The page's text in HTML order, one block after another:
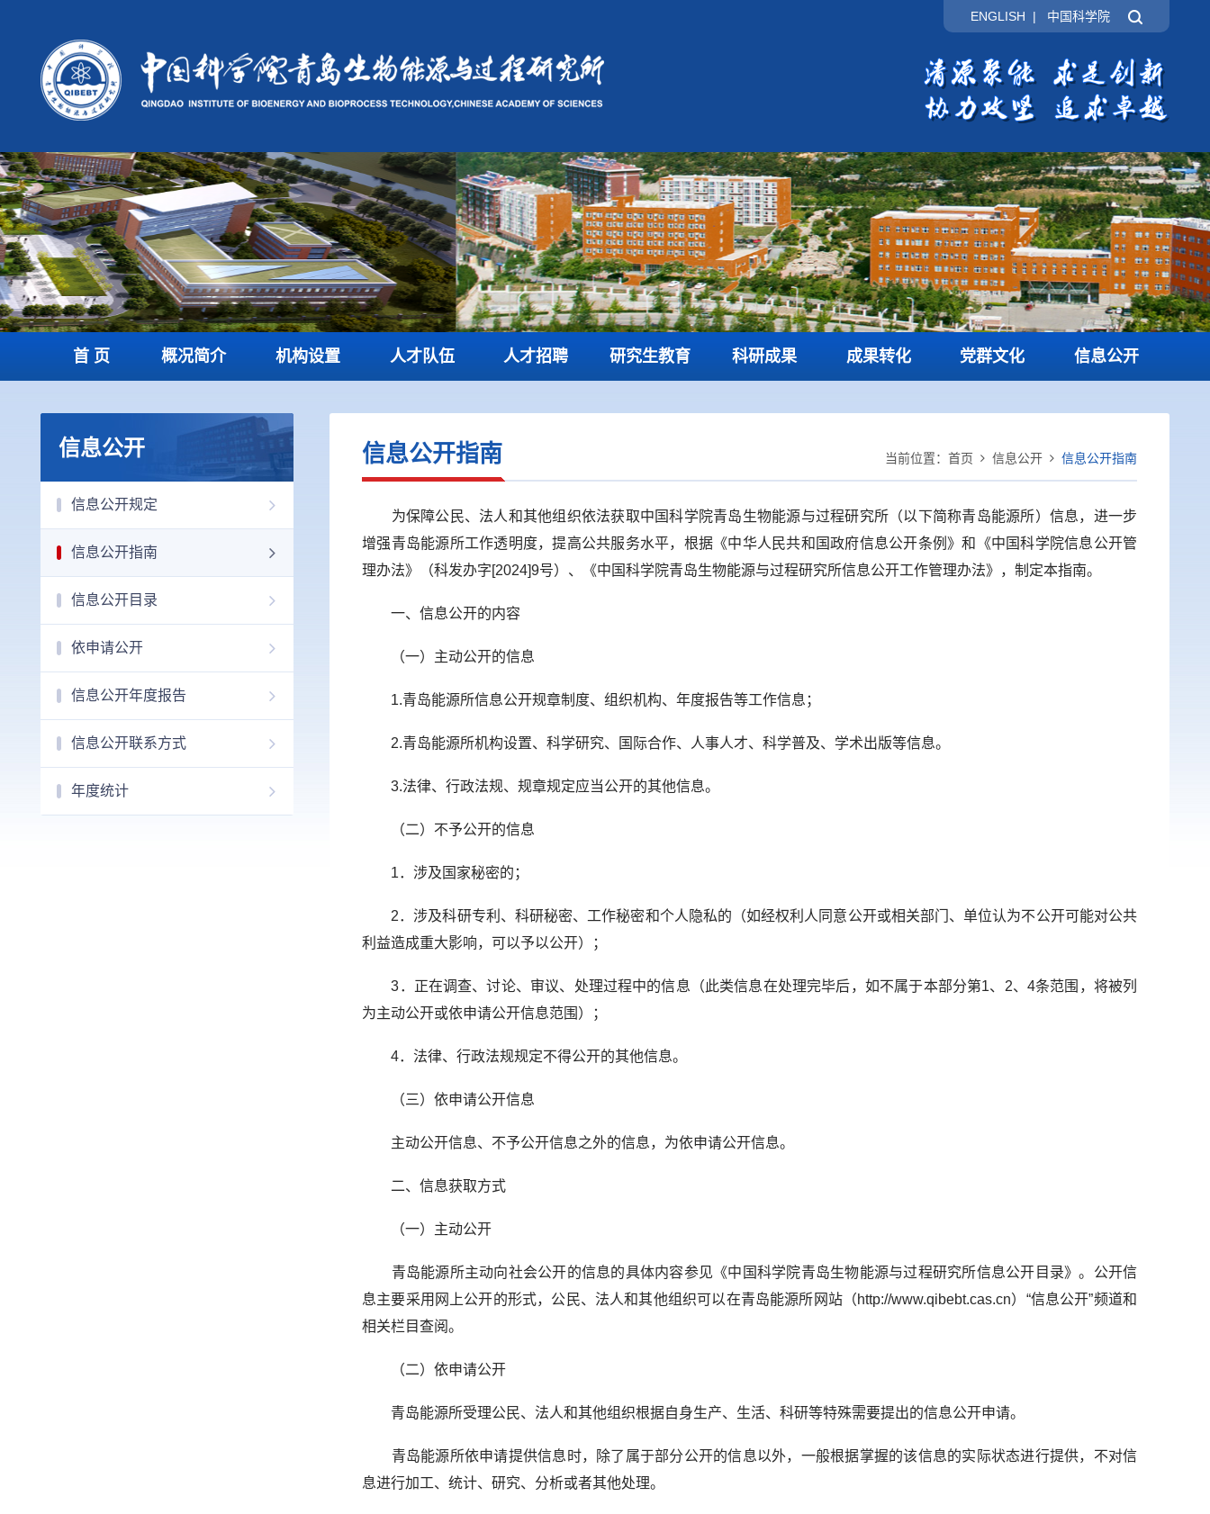
ENGLISH | 中国科学院
首 页 概况简介 机构设置 人才队伍 人才招聘 研究生教育 科研成果 成果转化 党群文化 信息公开
信息公开
信息公开规定
信息公开指南
信息公开目录
依申请公开
信息公开年度报告
信息公开联系方式
年度统计
当前位置： 首页 信息公开 信息公开指南
信息公开指南
为保障公民、法人和其他组织依法获取中国科学院青岛生物能源与过程研究所（以下简称青岛能源所）信息，进一步
增强青岛能源所工作透明度，提高公共服务水平，根据《中华人民共和国政府信息公开条例》和《中国科学院信息公开管
理办法》（科发办字[2024]9号）、《中国科学院青岛生物能源与过程研究所信息公开工作管理办法》，制定本指南。
一、信息公开的内容
（一）主动公开的信息
1.青岛能源所信息公开规章制度、组织机构、年度报告等工作信息；
2.青岛能源所机构设置、科学研究、国际合作、人事人才、科学普及、学术出版等信息。
3.法律、行政法规、规章规定应当公开的其他信息。
（二）不予公开的信息
1．涉及国家秘密的；
2．涉及科研专利、科研秘密、工作秘密和个人隐私的（如经权利人同意公开或相关部门、单位认为不公开可能对公共
利益造成重大影响，可以予以公开）；
3．正在调查、讨论、审议、处理过程中的信息（此类信息在处理完毕后，如不属于本部分第1、2、4条范围，将被列
为主动公开或依申请公开信息范围）；
4．法律、行政法规规定不得公开的其他信息。
（三）依申请公开信息
主动公开信息、不予公开信息之外的信息，为依申请公开信息。
二、信息获取方式
（一）主动公开
青岛能源所主动向社会公开的信息的具体内容参见《中国科学院青岛生物能源与过程研究所信息公开目录》。公开信
息主要采用网上公开的形式，公民、法人和其他组织可以在青岛能源所网站（http://www.qibebt.cas.cn）“信息公开”频道和
相关栏目查阅。
（二）依申请公开
青岛能源所受理公民、法人和其他组织根据自身生产、生活、科研等特殊需要提出的信息公开申请。
青岛能源所依申请提供信息时，除了属于部分公开的信息以外，一般根据掌握的该信息的实际状态进行提供，不对信
息进行加工、统计、研究、分析或者其他处理。